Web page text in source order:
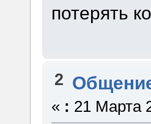
потерять
2
« : 21 Марта